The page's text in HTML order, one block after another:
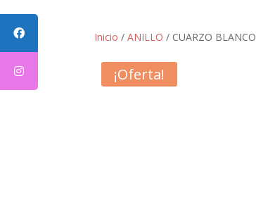
Inicio /ANILLO / CUARZO BLANCO
¡Oferta!